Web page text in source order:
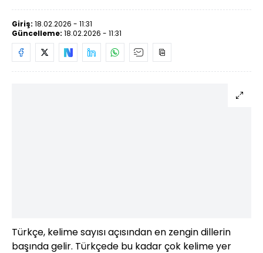
Giriş: 18.02.2026 - 11:31
Güncelleme: 18.02.2026 - 11:31
Türkçe, kelime sayısı açısından en zengin dillerin
başında gelir. Türkçede bu kadar çok kelime yer